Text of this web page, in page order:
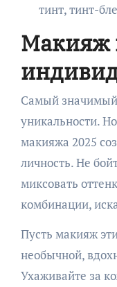
тинт, тинт-
Макияж
Самый значимый
уникальности.
макияжа 2025
личность. Не
миксовать
комбинации,
Пусть макияж
необычной,
Ухаживайте за